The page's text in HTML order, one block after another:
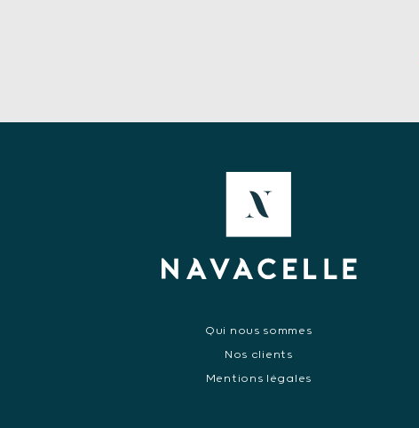
Qui nous sommes
Nos clients
Mentions légales